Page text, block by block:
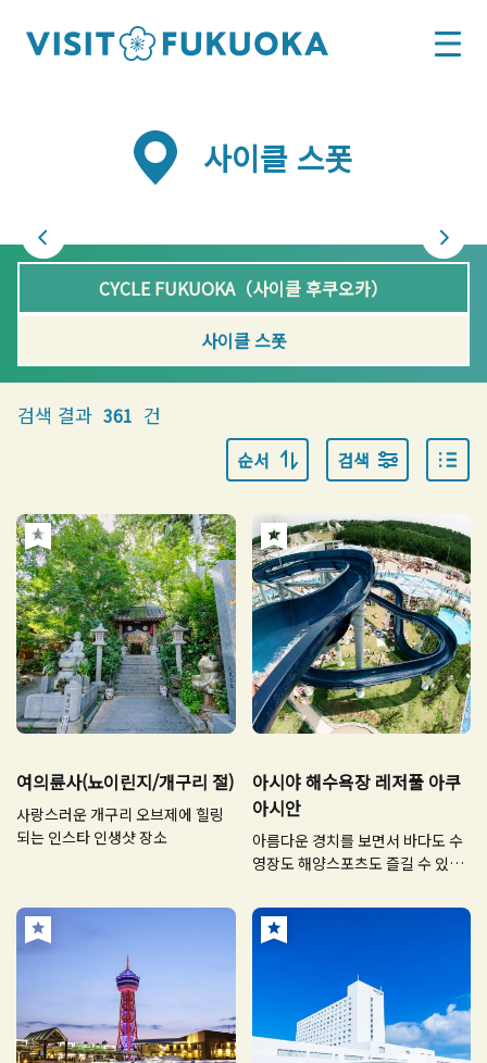
사이클 스폿
CYCLE FUKUOKA（사이클 후쿠오카）
사이클 스폿
검색 결과 361 건
순서 검색
여의륜사(뇨이린지/개구리 절)
사랑스러운 개구리 오브제에 힐링
되는 인스타 인생샷 장소
아시야 해수욕장 레저풀 아쿠
아시안
아름다운 경치를 보면서 바다도 수
영장도 해양스포츠도 즐길 수 있어